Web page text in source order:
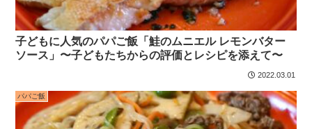
子どもに人気のパパご飯「鮭のムニエル レモンバター
ソース」〜子どもたちからの評価とレシピを添えて〜
2022.03.01
パパご飯